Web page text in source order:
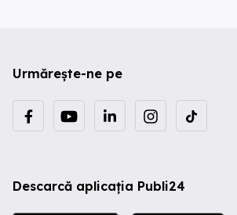
Urmărește-ne pe
Descarcă aplicația Publi24